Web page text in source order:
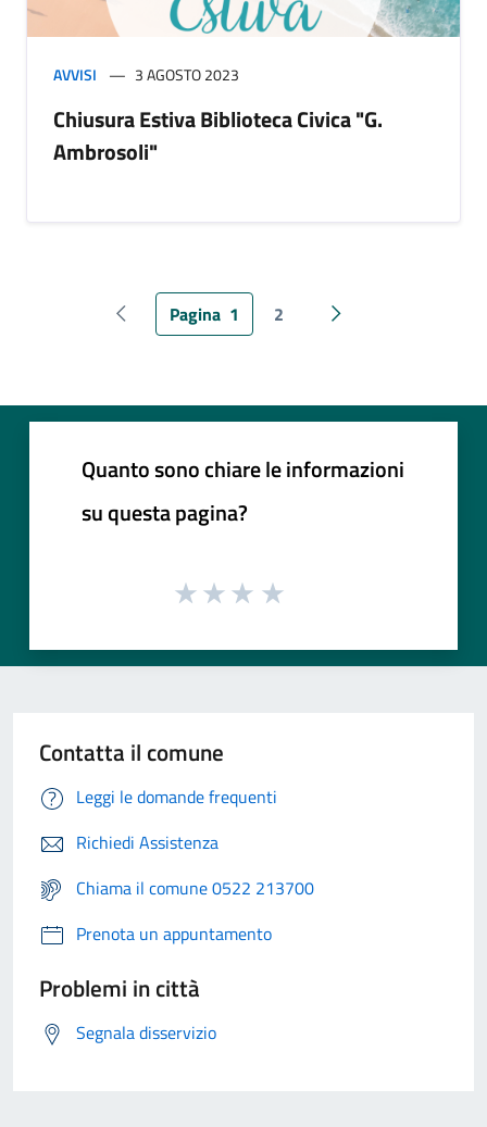
AVVISI 3 AGOSTO 2023
Chiusura Estiva Biblioteca Civica "G.
Ambrosoli"
Pagina precedente
Pagina 1 2 Pagina successiva
Quanto sono chiare le informazioni
su questa pagina?
Contatta il comune
Leggi le domande frequenti
Richiedi Assistenza
Chiama il comune 0522 213700
Prenota un appuntamento
Problemi in città
Segnala disservizio